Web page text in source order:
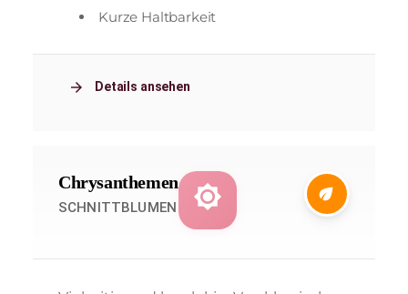
Kurze Haltbarkeit
arrow_forward Details ansehen
Chrysanthemen
SCHNITTBLUMEN brightness_7 eco